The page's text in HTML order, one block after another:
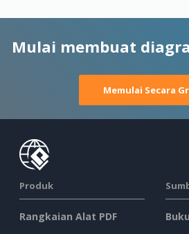
Mulai membuat
Memulai Secara
Produk
Rangkaian Alat PDF